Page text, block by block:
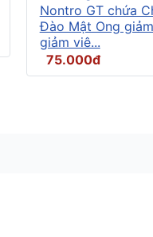
Nontro GT chứa
Đào Mật Ong
giảm viê...
75.000đ